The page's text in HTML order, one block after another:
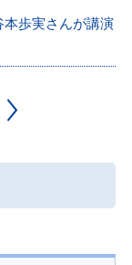
歩実さんが講演